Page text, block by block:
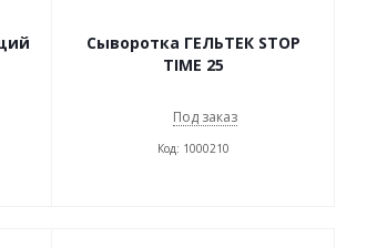
Сыворотка ГЕЛЬТЕК STOP
TIME 25
Под заказ
Код: 1000210